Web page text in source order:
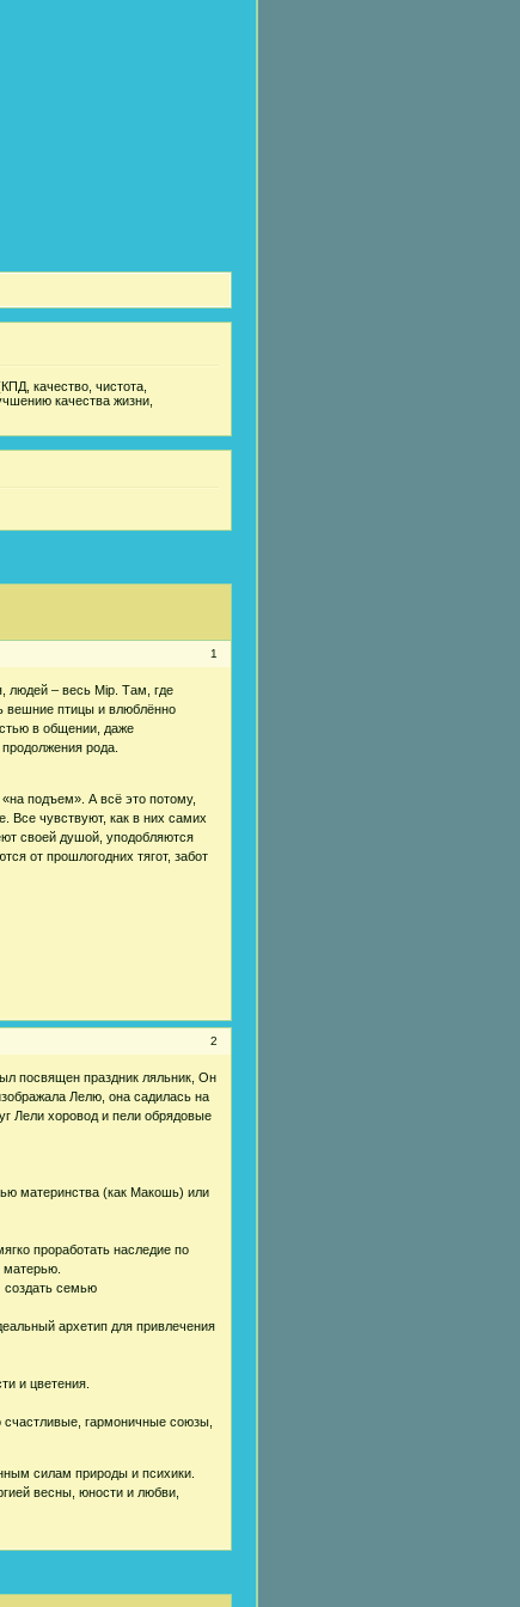
качество, чистота,
качества жизни,
1
людей – весь Мiр. Там, где
вешние птицы и влюблённо
в общении, даже
рода.
подъем». А всё это потому,
Все чувствуют, как в них самих
своей душой, уподобляются
от прошлогодних тягот, забот
2
посвящен праздник ляльник, Он
Лелю, она садилась на
Лели хоровод и пели обрядовые
материнства (как Макошь) или
проработать наследие по
создать семью
архетип для привлечения
и цветения.
счастливые, гармоничные союзы,
силам природы и психики.
весны, юности и любви,